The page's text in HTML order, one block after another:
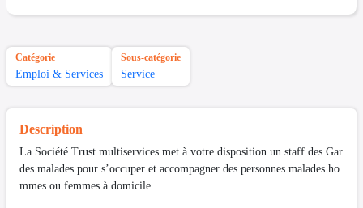
Catégorie
Emploi & Services
Sous-catégorie
Service
Description
La Société Trust multiservices met à votre disposition un staff des Gar
des malades pour s’occuper et accompagner des personnes malades ho
mmes ou femmes à domicile.